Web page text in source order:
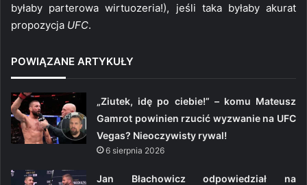
byłaby parterowa wirtuozeria!), jeśli taka byłaby akurat
propozycja UFC.
POWIĄZANE ARTYKUŁY
„Ziutek, idę po ciebie!” – komu Mateusz
Gamrot powinien rzucić wyzwanie na UFC
Vegas? Nieoczywisty rywal!
6 sierpnia 2026
Jan Błachowicz odpowiedział na